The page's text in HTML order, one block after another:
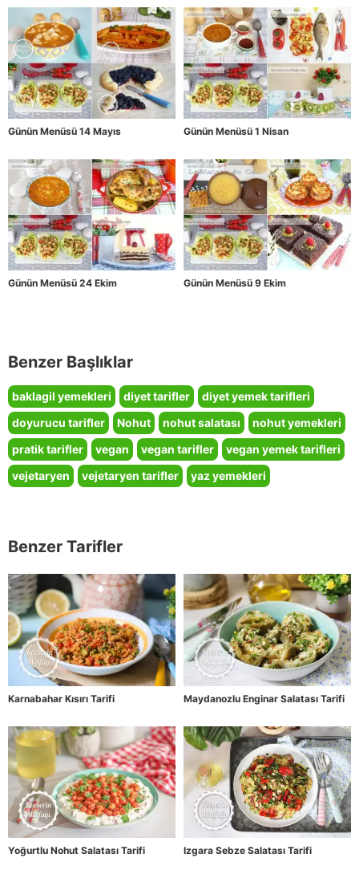
Günün Menüsü 14 Mayıs Günün Menüsü 1 Nisan
Günün Menüsü 24 Ekim Günün Menüsü 9 Ekim
Benzer Başlıklar
baklagil yemekleri diyet tarifler
diyet yemek tarifleri
doyurucu tarifler
Nohut nohut salatası
nohut yemekleri
pratik tarifler
vegan vegan tarifler
vegan yemek tarifleri
vejetaryen
vejetaryen tarifler yaz yemekleri
Benzer Tarifler
Karnabahar Kısırı Tarifi Maydanozlu Enginar Salatası Tarifi
Yoğurtlu Nohut Salatası Tarifi Izgara Sebze Salatası Tarifi